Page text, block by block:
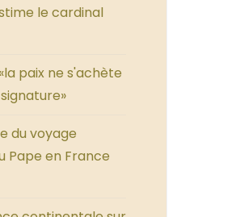
le cardinal
paix ne s'achète
du voyage
Pape en France